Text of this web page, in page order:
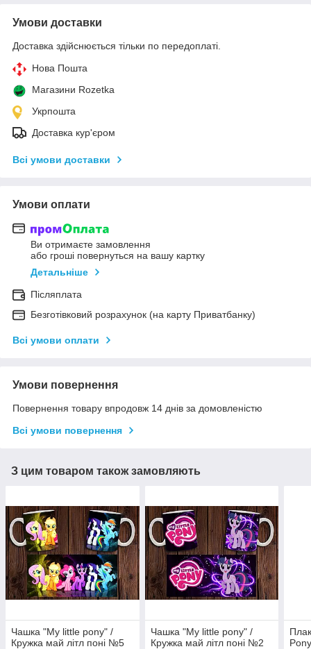
Умови доставки
Доставка здійснюється тільки по передоплаті.
Нова Пошта
Магазини Rozetka
Укрпошта
Доставка кур'єром
Всі умови доставки
Умови оплати
Ви отримаєте замовлення
або гроші повернуться на вашу картку
Детальніше
Післяплата
Безготівковий розрахунок (на карту Приватбанку)
Всі умови оплати
Умови повернення
Повернення товару впродовж 14 днів за домовленістю
Всі умови повернення
З цим товаром також замовляють
Чашка "My little pony" /
Кружка май літл поні №5
Чашка "My little pony" /
Кружка май літл поні №2